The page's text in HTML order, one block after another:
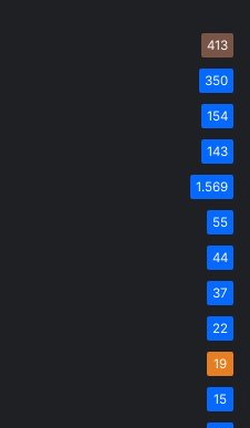
413
350
154
143
1.569
55
44
37
22
19
15